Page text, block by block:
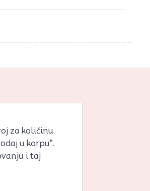
za količinu.
u korpu".
i taj